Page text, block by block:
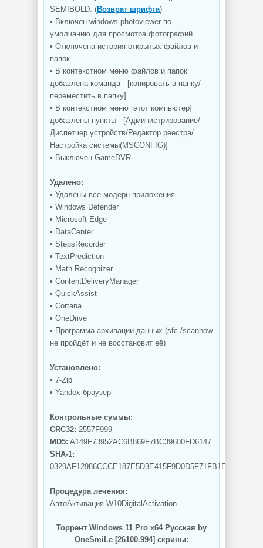
SEMIBOLD. (Возврат шрифта)
• Включён windows photoviewer по
умолчанию для просмотра фотографий.
• Отключена история открытых файлов и
папок.
• В контекстном меню файлов и папок
добавлена команда - [копировать в папку/
переместить в папку]
• В контекстном меню [этот компьютер]
добавлены пункты - [Администрирование/
Диспетчер устройств/Редактор реестра/
Настройка системы(MSCONFIG)]
• Выключен GameDVR.
Удалено:
• Удалены все модерн приложения
• Windows Defender
• Microsoft Edge
• DataCenter
• StepsRecorder
• TextPrediction
• Math Recognizer
• ContentDeliveryManager
• QuickAssist
• Cortana
• OneDrive
• Программа архивации данных (sfc /scannow
не пройдёт и не восстановит её)
Установлено:
• 7-Zip
• Yandex браузер
Контрольные суммы:
CRC32: 2557F999
MD5: A149F73952AC6B869F7BC39600FD6147
SHA-1:
0329AF12986CCCE187E5D3E415F9D0D5F71FB1ED
Процедура лечения:
АвтоАктивация W10DigitalActivation
Торрент Windows 11 Pro x64 Русская by
OneSmiLe [26100.994] скрины: